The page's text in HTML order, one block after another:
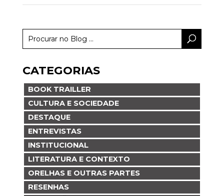
CATEGORIAS
BOOK TRAILLER
CULTURA E SOCIEDADE
DESTAQUE
ENTREVISTAS
INSTITUCIONAL
LITERATURA E CONTEXTO
ORELHAS E OUTRAS PARTES
RESENHAS